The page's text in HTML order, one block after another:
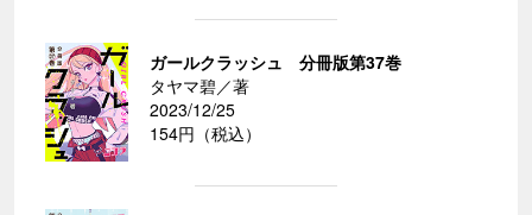
ガールクラッシュ 分冊版第37巻
タヤマ碧／著
2023/12/25
154円（税込）